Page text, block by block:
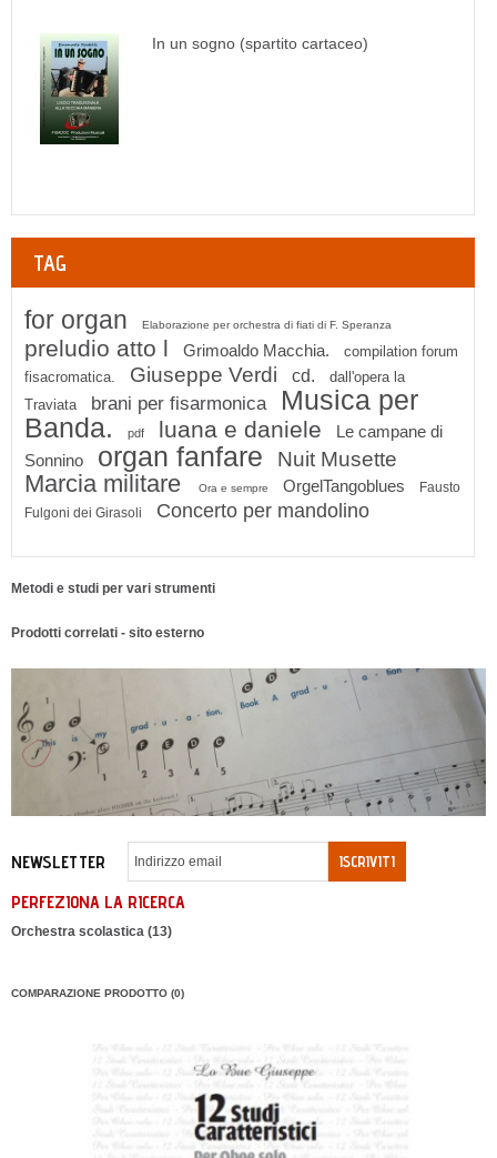
In un sogno (spartito cartaceo)
TAG
for organ Elaborazione per orchestra di fiati di F. Speranza
preludio atto l Grimoaldo Macchia.
compilation forum
fisacromatica.
Giuseppe Verdi cd.
dall'opera la
Traviata
brani per fisarmonica
Musica per
Banda.
pdf luana e daniele
Le campane di
Sonnino
organ fanfare Nuit Musette
Marcia militare Ora e sempre OrgelTangoblues
Fausto
Fulgoni dei Girasoli
Concerto per mandolino
Metodi e studi per vari strumenti
Prodotti correlati - sito esterno
NEWSLETTER ISCRIVITI
PERFEZIONA LA RICERCA
Orchestra scolastica (13)
COMPARAZIONE PRODOTTO (0)